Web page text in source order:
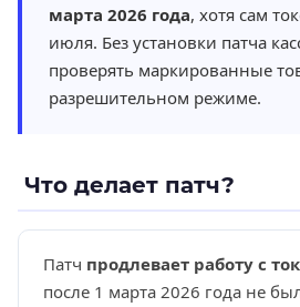
марта 2026 года, хотя сам
июля. Без установки патча
проверять маркированные
разрешительном режиме.
Что делает патч?
Патч продлевает работу с
после 1 марта 2026 года не